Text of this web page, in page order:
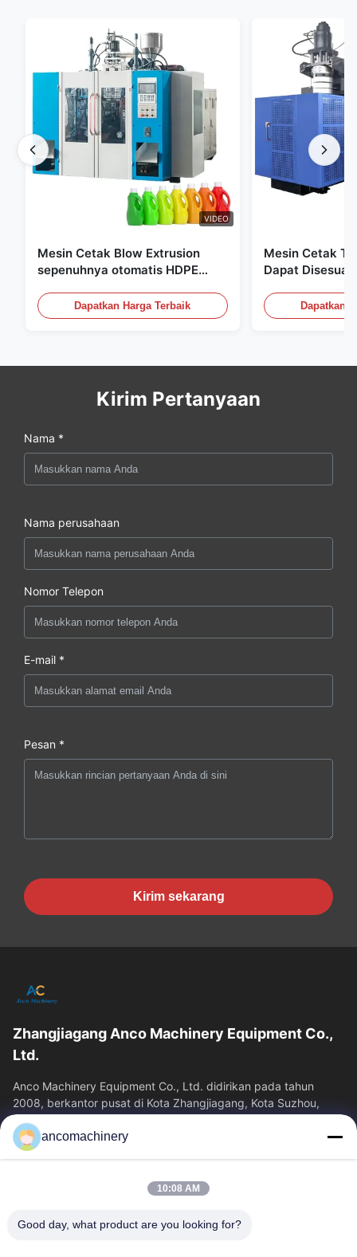
VIDEO
Mesin Cetak Blow Extrusion
sepenuhnya otomatis HDPE
Dapatkan Harga Terbaik
Mesin Cetak
Dapat
60L
Dapatkan
Kirim Pertanyaan
Nama *
Nama perusahaan
Nomor Telepon
E-mail *
Pesan *
Kirim sekarang
Zhangjiagang Anco Machinery Equipment Co.,
Ltd.
Anco Machinery Equipment Co., Ltd. didirikan pada tahun
2008, berkantor pusat di Kota Zhangjiagang, Kota Suzhou,
Provinsi Jiangsu. Ini adalah...
Tautan Cepat
Tentang Kita
Wisata Pabrik
Kontrol Kualitas
ancomachinery
10:08 AM
Good day, what product are you looking for?